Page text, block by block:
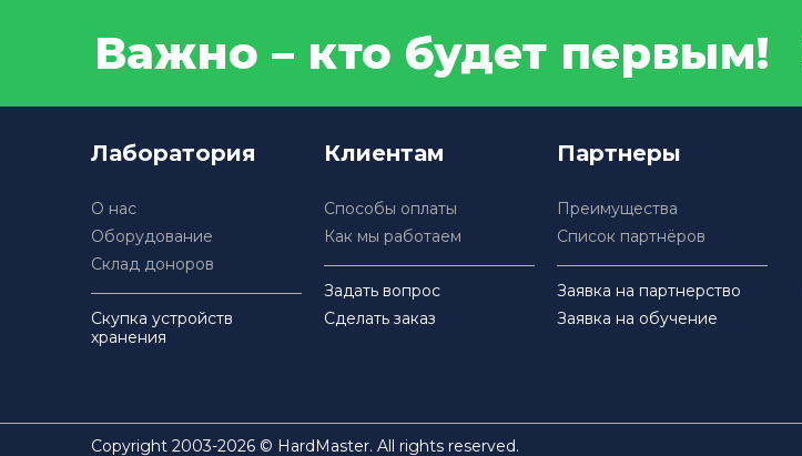
Важно – кто будет первым!
Лаборатория
О нас
Оборудование
Склад доноров
Скупка устройств
хранения
Клиентам
Способы оплаты
Как мы работаем
Задать вопрос
Сделать заказ
Партнеры
Преимущества
Список партнёров
Заявка на партнерство
Заявка на обучение
Copyright 2003-2026 © HardMaster. All rights reserved.